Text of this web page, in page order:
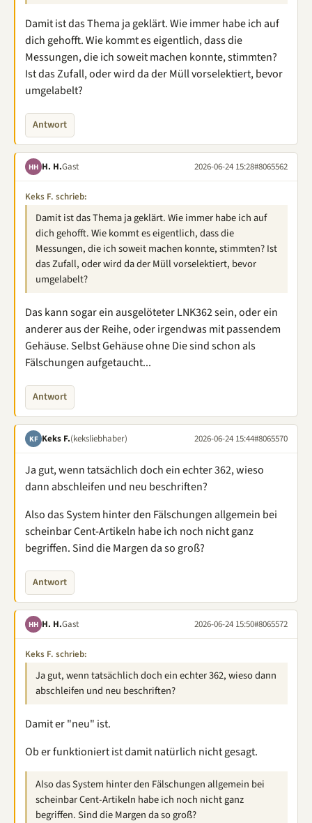
Damit ist das Thema ja geklärt. Wie immer habe ich auf
dich gehofft. Wie kommt es eigentlich, dass die
Messungen, die ich soweit machen konnte, stimmten?
Ist das Zufall, oder wird da der Müll vorselektiert, bevor
umgelabelt?
Antwort
HH H. H.Gast 2026-06-24 15:28#8065562
Keks F. schrieb:
Damit ist das Thema ja geklärt. Wie immer habe ich auf
dich gehofft. Wie kommt es eigentlich, dass die
Messungen, die ich soweit machen konnte, stimmten? Ist
das Zufall, oder wird da der Müll vorselektiert, bevor
umgelabelt?
Das kann sogar ein ausgelöteter LNK362 sein, oder ein
anderer aus der Reihe, oder irgendwas mit passendem
Gehäuse. Selbst Gehäuse ohne Die sind schon als
Fälschungen aufgetaucht...
Antwort
KF Keks F.(keksliebhaber) 2026-06-24 15:44#8065570
Ja gut, wenn tatsächlich doch ein echter 362, wieso
dann abschleifen und neu beschriften?
Also das System hinter den Fälschungen allgemein bei
scheinbar Cent-Artikeln habe ich noch nicht ganz
begriffen. Sind die Margen da so groß?
Antwort
HH H. H.Gast 2026-06-24 15:50#8065572
Keks F. schrieb:
Ja gut, wenn tatsächlich doch ein echter 362, wieso dann
abschleifen und neu beschriften?
Damit er "neu" ist.
Ob er funktioniert ist damit natürlich nicht gesagt.
Also das System hinter den Fälschungen allgemein bei
scheinbar Cent-Artikeln habe ich noch nicht ganz
begriffen. Sind die Margen da so groß?